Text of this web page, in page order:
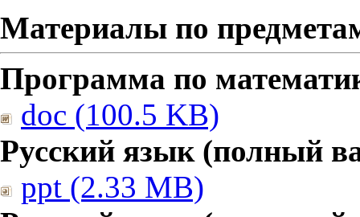
Материалы по
Программа по
doc (100.5 KB)
Русский язык (полный
ppt (2.33 MB)